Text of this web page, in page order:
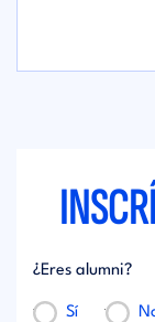
¿Eres alumni?
Sí